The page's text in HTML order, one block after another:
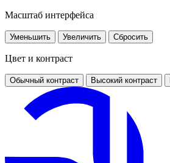
Масштаб интерфейса
Уменьшить Увеличить Сбросить
Цвет и контраст
Обычный контраст Высокий контраст